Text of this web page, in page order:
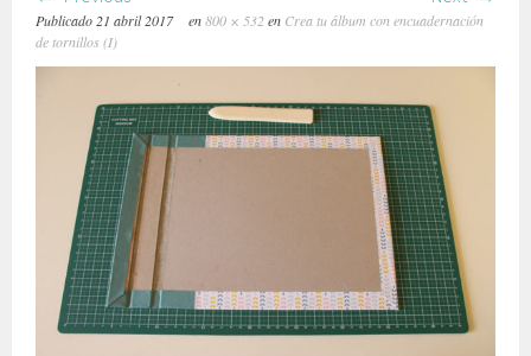
Publicado 21 abril 2017 en800 × 532en Crea tu álbum con encuadernación
de tornillos (I)